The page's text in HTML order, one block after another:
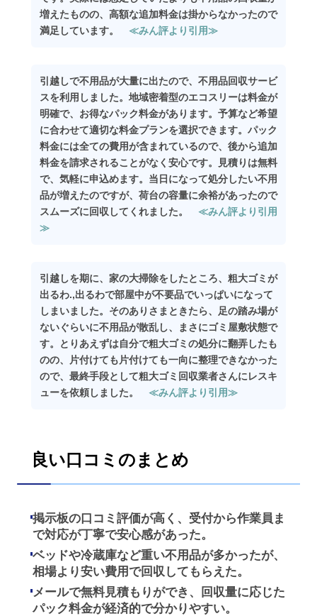
増えたものの、高額な追加料金は掛からなかったので
満足しています。 ≪みん評より引用≫
引越しで不用品が大量に出たので、不用品回収サービ
スを利用しました。地域密着型のエコスリーは料金が
明確で、お得なパック料金があります。予算など希望
に合わせて適切な料金プランを選択できます。パック
料金には全ての費用が含まれているので、後から追加
料金を請求されることがなく安心です。見積りは無料
で、気軽に申込めます。当日になって処分したい不用
品が増えたのですが、荷台の容量に余裕があったので
スムーズに回収してくれました。 ≪みん評より引用
≫
引越しを期に、家の大掃除をしたところ、粗大ゴミが
出るわ.,出るわで部屋中が不要品でいっぱいになって
しまいました。そのありさまときたら、足の踏み場が
ないぐらいに不用品が散乱し、まさにゴミ屋敷状態で
す。とりあえずは自分で粗大ゴミの処分に翻弄したも
のの、片付けても片付けても一向に整理できなかった
ので、最終手段として粗大ゴミ回収業者さんにレスキ
ューを依頼しました。 ≪みん評より引用≫
良い口コミのまとめ
掲示板の口コミ評価が高く、受付から作業員ま
で対応が丁寧で安心感があった。
ベッドや冷蔵庫など重い不用品が多かったが、
相場より安い費用で回収してもらえた。
メールで無料見積もりができ、回収量に応じた
パック料金が経済的で分かりやすい。